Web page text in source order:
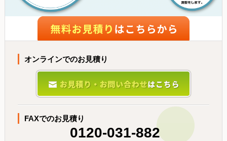
オンラインでのお見積り
FAXでのお見積り
0120-031-882